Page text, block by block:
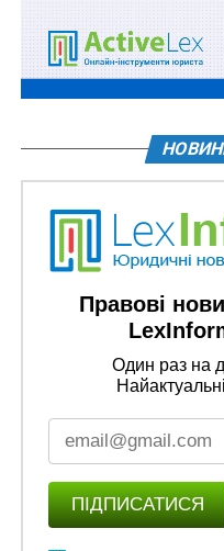
індустріального парку
НЕ ПРОПУСТІТЬ
Фіксовані ціни на
зберігатимуться до
Правові
Один раз на
ПІДПИСАТИСЯ